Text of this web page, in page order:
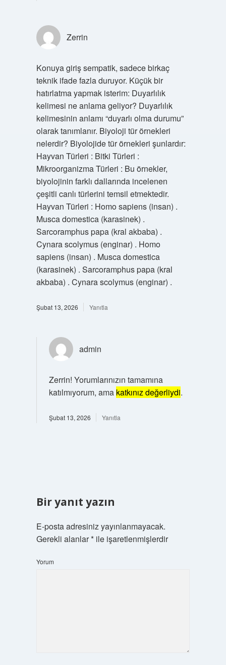
Zerrin
Konuya giriş sempatik, sadece birkaç
teknik ifade fazla duruyor. Küçük bir
hatırlatma yapmak isterim: Duyarlılık
kelimesi ne anlama geliyor? Duyarlılık
kelimesinin anlamı “duyarlı olma durumu”
olarak tanımlanır. Biyoloji tür örnekleri
nelerdir? Biyolojide tür örnekleri şunlardır:
Hayvan Türleri : Bitki Türleri :
Mikroorganizma Türleri : Bu örnekler,
biyolojinin farklı dallarında incelenen
çeşitli canlı türlerini temsil etmektedir.
Hayvan Türleri : Homo sapiens (insan) .
Musca domestica (karasinek) .
Sarcoramphus papa (kral akbaba) .
Cynara scolymus (enginar) . Homo
sapiens (insan) . Musca domestica
(karasinek) . Sarcoramphus papa (kral
akbaba) . Cynara scolymus (enginar) .
Şubat 13, 2026 Yanıtla
admin
Zerrin! Yorumlarınızın tamamına
katılmıyorum, ama katkınız değerliydi.
Şubat 13, 2026 Yanıtla
Bir yanıt yazın
E-posta adresiniz yayınlanmayacak.
Gerekli alanlar*ile işaretlenmişlerdir
Yorum